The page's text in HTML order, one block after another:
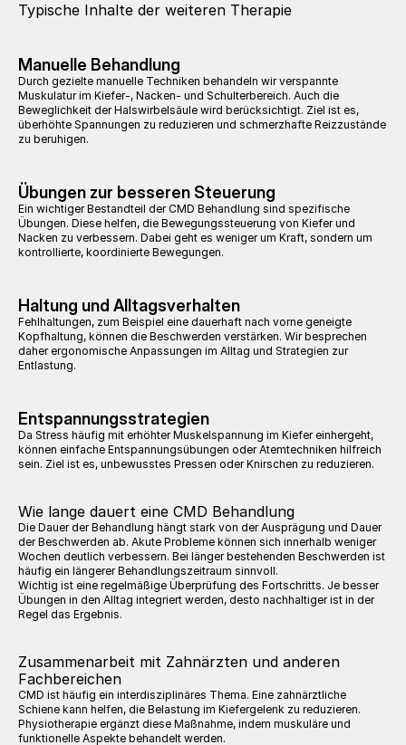
Typische Inhalte der weiteren Therapie
Manuelle Behandlung
Durch gezielte manuelle Techniken behandeln wir verspannte
Muskulatur im Kiefer-, Nacken- und Schulterbereich. Auch die
Beweglichkeit der Halswirbelsäule wird berücksichtigt. Ziel ist es,
überhöhte Spannungen zu reduzieren und schmerzhafte Reizzustände
zu beruhigen.
Übungen zur besseren Steuerung
Ein wichtiger Bestandteil der CMD Behandlung sind spezifische
Übungen. Diese helfen, die Bewegungssteuerung von Kiefer und
Nacken zu verbessern. Dabei geht es weniger um Kraft, sondern um
kontrollierte, koordinierte Bewegungen.
Haltung und Alltagsverhalten
Fehlhaltungen, zum Beispiel eine dauerhaft nach vorne geneigte
Kopfhaltung, können die Beschwerden verstärken. Wir besprechen
daher ergonomische Anpassungen im Alltag und Strategien zur
Entlastung.
Entspannungsstrategien
Da Stress häufig mit erhöhter Muskelspannung im Kiefer einhergeht,
können einfache Entspannungsübungen oder Atemtechniken hilfreich
sein. Ziel ist es, unbewusstes Pressen oder Knirschen zu reduzieren.
Wie lange dauert eine CMD Behandlung
Die Dauer der Behandlung hängt stark von der Ausprägung und Dauer
der Beschwerden ab. Akute Probleme können sich innerhalb weniger
Wochen deutlich verbessern. Bei länger bestehenden Beschwerden ist
häufig ein längerer Behandlungszeitraum sinnvoll.
Wichtig ist eine regelmäßige Überprüfung des Fortschritts. Je besser
Übungen in den Alltag integriert werden, desto nachhaltiger ist in der
Regel das Ergebnis.
Zusammenarbeit mit Zahnärzten und anderen
Fachbereichen
CMD ist häufig ein interdisziplinäres Thema. Eine zahnärztliche
Schiene kann helfen, die Belastung im Kiefergelenk zu reduzieren.
Physiotherapie ergänzt diese Maßnahme, indem muskuläre und
funktionelle Aspekte behandelt werden.